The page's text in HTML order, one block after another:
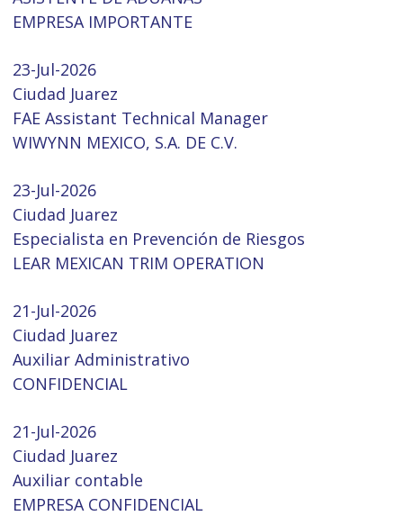
EMPRESA IMPORTANTE
23-Jul-2026
Ciudad Juarez
FAE Assistant Technical Manager
WIWYNN MEXICO, S.A. DE C.V.
23-Jul-2026
Ciudad Juarez
Especialista en Prevención de Riesgos
LEAR MEXICAN TRIM OPERATION
21-Jul-2026
Ciudad Juarez
Auxiliar Administrativo
CONFIDENCIAL
21-Jul-2026
Ciudad Juarez
Auxiliar contable
EMPRESA CONFIDENCIAL